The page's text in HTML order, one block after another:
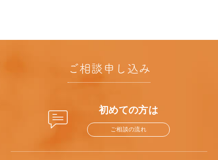
ご相談申し込み
初めての方は
ご相談の流れ